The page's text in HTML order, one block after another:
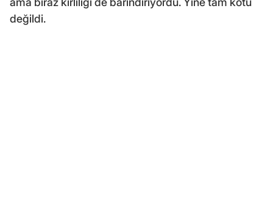
değildi.